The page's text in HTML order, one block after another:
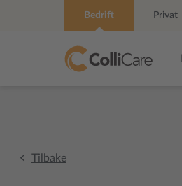
Bedrift Privat
Tilbake